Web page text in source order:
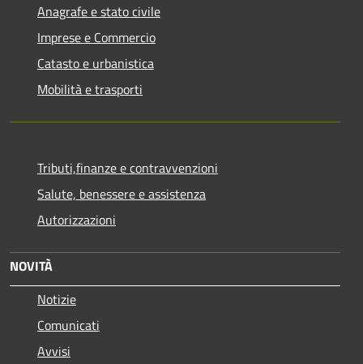
Anagrafe e stato civile
Imprese e Commercio
Catasto e urbanistica
Mobilità e trasporti
Tributi,finanze e contravvenzioni
Salute, benessere e assistenza
Autorizzazioni
NOVITÀ
Notizie
Comunicati
Avvisi